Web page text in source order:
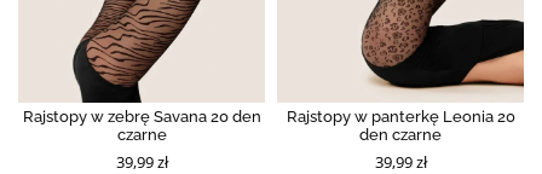
Rajstopy w zebrę Savana 20 den
czarne
39,99 zł
Rajstopy w panterkę Leonia 20
den czarne
39,99 zł